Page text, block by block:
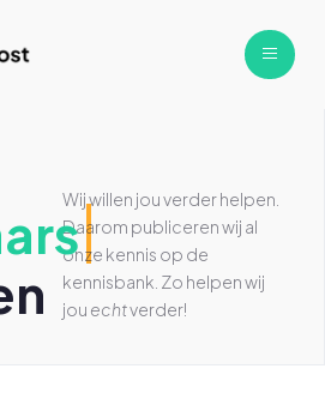
Wij willen jou verder helpen.
Daarom publiceren wij al
onze kennis op de
kennisbank. Zo helpen wij
jou echtverder!